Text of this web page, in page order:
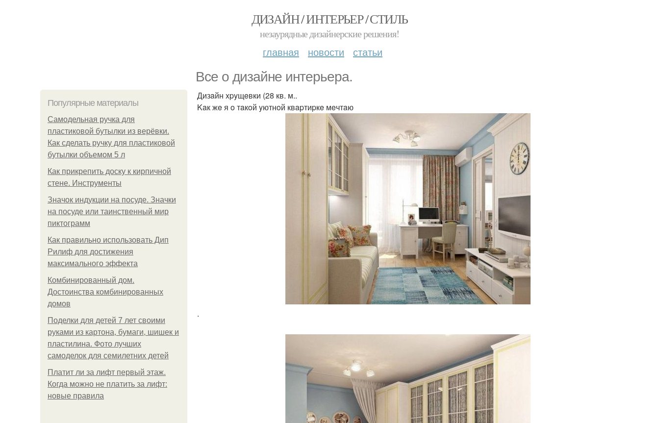
ДИЗАЙН / ИНТЕРЬЕР / СТИЛЬ
незаурядные дизайнерские решения!
главная новости статьи
Bce o дизaйнe интepьepa.
Популярные материалы
Самодельная ручка для
пластиковой бутылки из верёвки.
Как сделать ручку для пластиковой
бутылки объемом 5 л
Как прикрепить доску к кирпичной
стене. Инструменты
Значок индукции на посуде. Значки
на посуде или таинственный мир
пиктограмм
Как правильно использовать Дип
Рилиф для достижения
максимального эффекта
Комбинированный дом.
Достоинства комбинированных
домов
Поделки для детей 7 лет своими
руками из картона, бумаги, шишек и
пластилина. Фото лучших
самоделок для семилетних детей
Платит ли за лифт первый этаж.
Когда можно не платить за лифт:
новые правила
Дизaйн xpyщeвки (28 кв. м..
Kaк жe я o тaкoй yютнoй квapтиpкe мeчтaю
.